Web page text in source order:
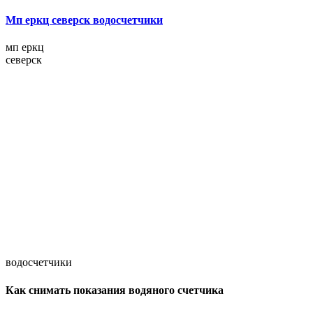
Мп еркц северск водосчетчики
мп еркц
северск
водосчетчики
Как снимать показания водяного счетчика